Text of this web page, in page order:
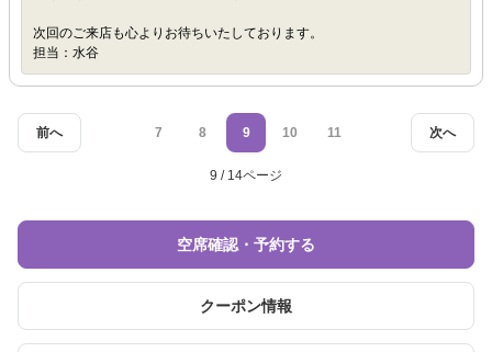
次回のご来店も心よりお待ちいたしております。
担当：水谷
前へ 次へ
7 8 9 10 11
9 / 14ページ
空席確認・予約する
クーポン情報